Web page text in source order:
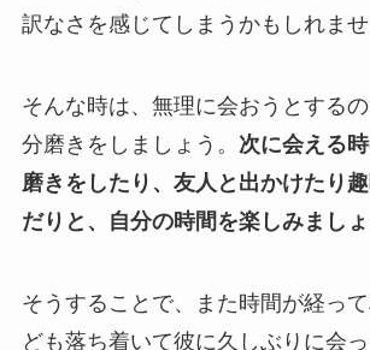
訳なさを感じてしまうかもしれませ
そんな時は、無理に会おうとする
分磨きをしましょう。 次に会える
磨きをしたり、友人と出かけたり
だりと、自分の時間を楽しみましょ
そうすることで、また時間が経っ
ども落ち着いて彼に久しぶりに会